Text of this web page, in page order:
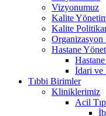
Vizyonumuz
Kalite
Kalite
Organizasyon
Hastane
İdari ve
Tıbbi Birimler
Kliniklerimiz
Acil Tıp